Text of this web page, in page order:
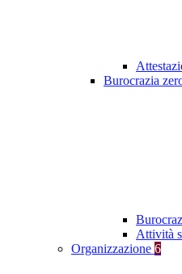
Burocrazia
Attività
Organizzazione 6